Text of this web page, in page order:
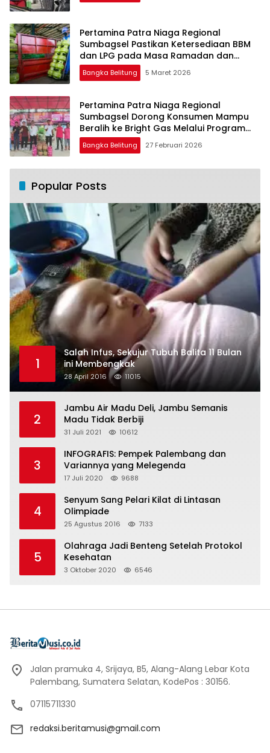
Pertamina Patra Niaga Regional
Sumbagsel Pastikan Ketersediaan BBM
dan LPG pada Masa Ramadan dan
Menjelang Idulfitri
Bangka Belitung 5 Maret 2026
Pertamina Patra Niaga Regional
Sumbagsel Dorong Konsumen Mampu
Beralih ke Bright Gas Melalui Program
Trade In di Belitung Timur
Bangka Belitung 27 Februari 2026
Popular Posts
1
Salah Infus, Sekujur Tubuh Balita 11 Bulan
ini Membengkak
28 April 2016 11015
2
Jambu Air Madu Deli, Jambu Semanis
Madu Tidak Berbiji
31 Juli 2021 10612
3
INFOGRAFIS: Pempek Palembang dan
Variannya yang Melegenda
17 Juli 2020 9688
4
Senyum Sang Pelari Kilat di Lintasan
Olimpiade
25 Agustus 2016 7133
5
Olahraga Jadi Benteng Setelah Protokol
Kesehatan
3 Oktober 2020 6546
Jalan pramuka 4, Srijaya, B5, Alang-Alang Lebar Kota
Palembang, Sumatera Selatan, KodePos : 30156.
07115711330
redaksi.beritamusi@gmail.com